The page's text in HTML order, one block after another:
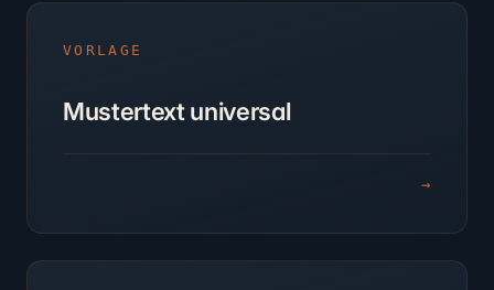
VORLAGE
Mustertext universal
→